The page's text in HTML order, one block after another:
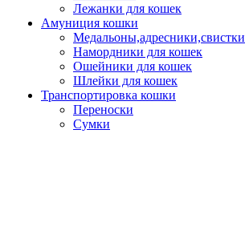
Лежанки для кошек
Амуниция кошки
Медальоны,адресники,свистки
Намордники для кошек
Ошейники для кошек
Шлейки для кошек
Транспортировка кошки
Переноски
Сумки